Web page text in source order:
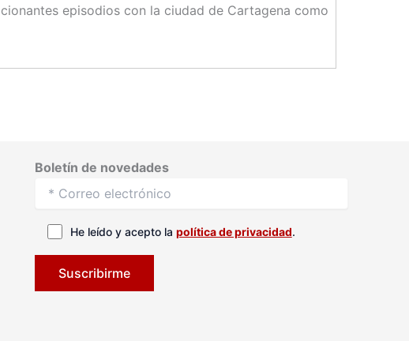
episodios con la ciudad de Cartagena como
Boletín de novedades
He leído y acepto la política de privacidad.